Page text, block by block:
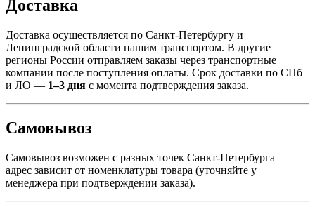
Доставка
Доставка осуществляется по Санкт-Петербургу и
Ленинградской области нашим транспортом. В другие
регионы России отправляем заказы через транспортные
компании после поступления оплаты. Срок доставки по СПб
и ЛО — 1–3 дня с момента подтверждения заказа.
Самовывоз
Самовывоз возможен с разных точек Санкт-Петербурга —
адрес зависит от номенклатуры товара (уточняйте у
менеджера при подтверждении заказа).